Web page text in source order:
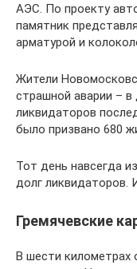
АЭС. По проекту
памятник
арматурой и
Жители
страшной аварии – в
ликвидаторов
было призвано 680
Тот день навсегда
долг ликвидаторов.
Гремячевские
В шести километрах